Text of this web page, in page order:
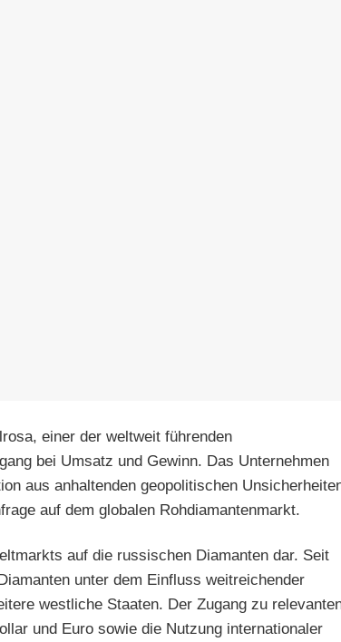
einer der weltweit führenden
bei Umsatz und Gewinn. Das Unternehmen
aus anhaltenden geopolitischen
auf dem globalen Rohdiamantenmarkt.
auf die russischen Diamanten dar. Seit
unter dem Einfluss weitreichender
westliche Staaten. Der Zugang zu
und Euro sowie die Nutzung internationaler